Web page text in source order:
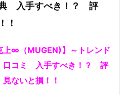
入手すべき！？ 評
！
∞（MUGEN)】～トレンド
口コミ 入手すべき！？ 評
ないと損！！